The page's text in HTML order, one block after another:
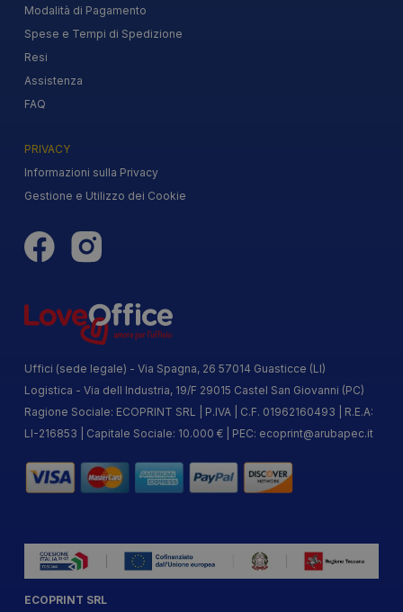
Modalità di Pagamento
Spese e Tempi di Spedizione
Resi
Assistenza
FAQ
PRIVACY
Informazioni sulla Privacy
Gestione e Utilizzo dei Cookie
Uffici (sede legale) - Via Spagna, 26 57014 Guasticce (LI)
Logistica - Via dell Industria, 19/F 29015 Castel San Giovanni (PC)
Ragione Sociale: ECOPRINT SRL | P.IVA | C.F. 01962160493 | R.E.A:
LI-216853 | Capitale Sociale: 10.000 € | PEC: ecoprint@arubapec.it
ECOPRINT SRL